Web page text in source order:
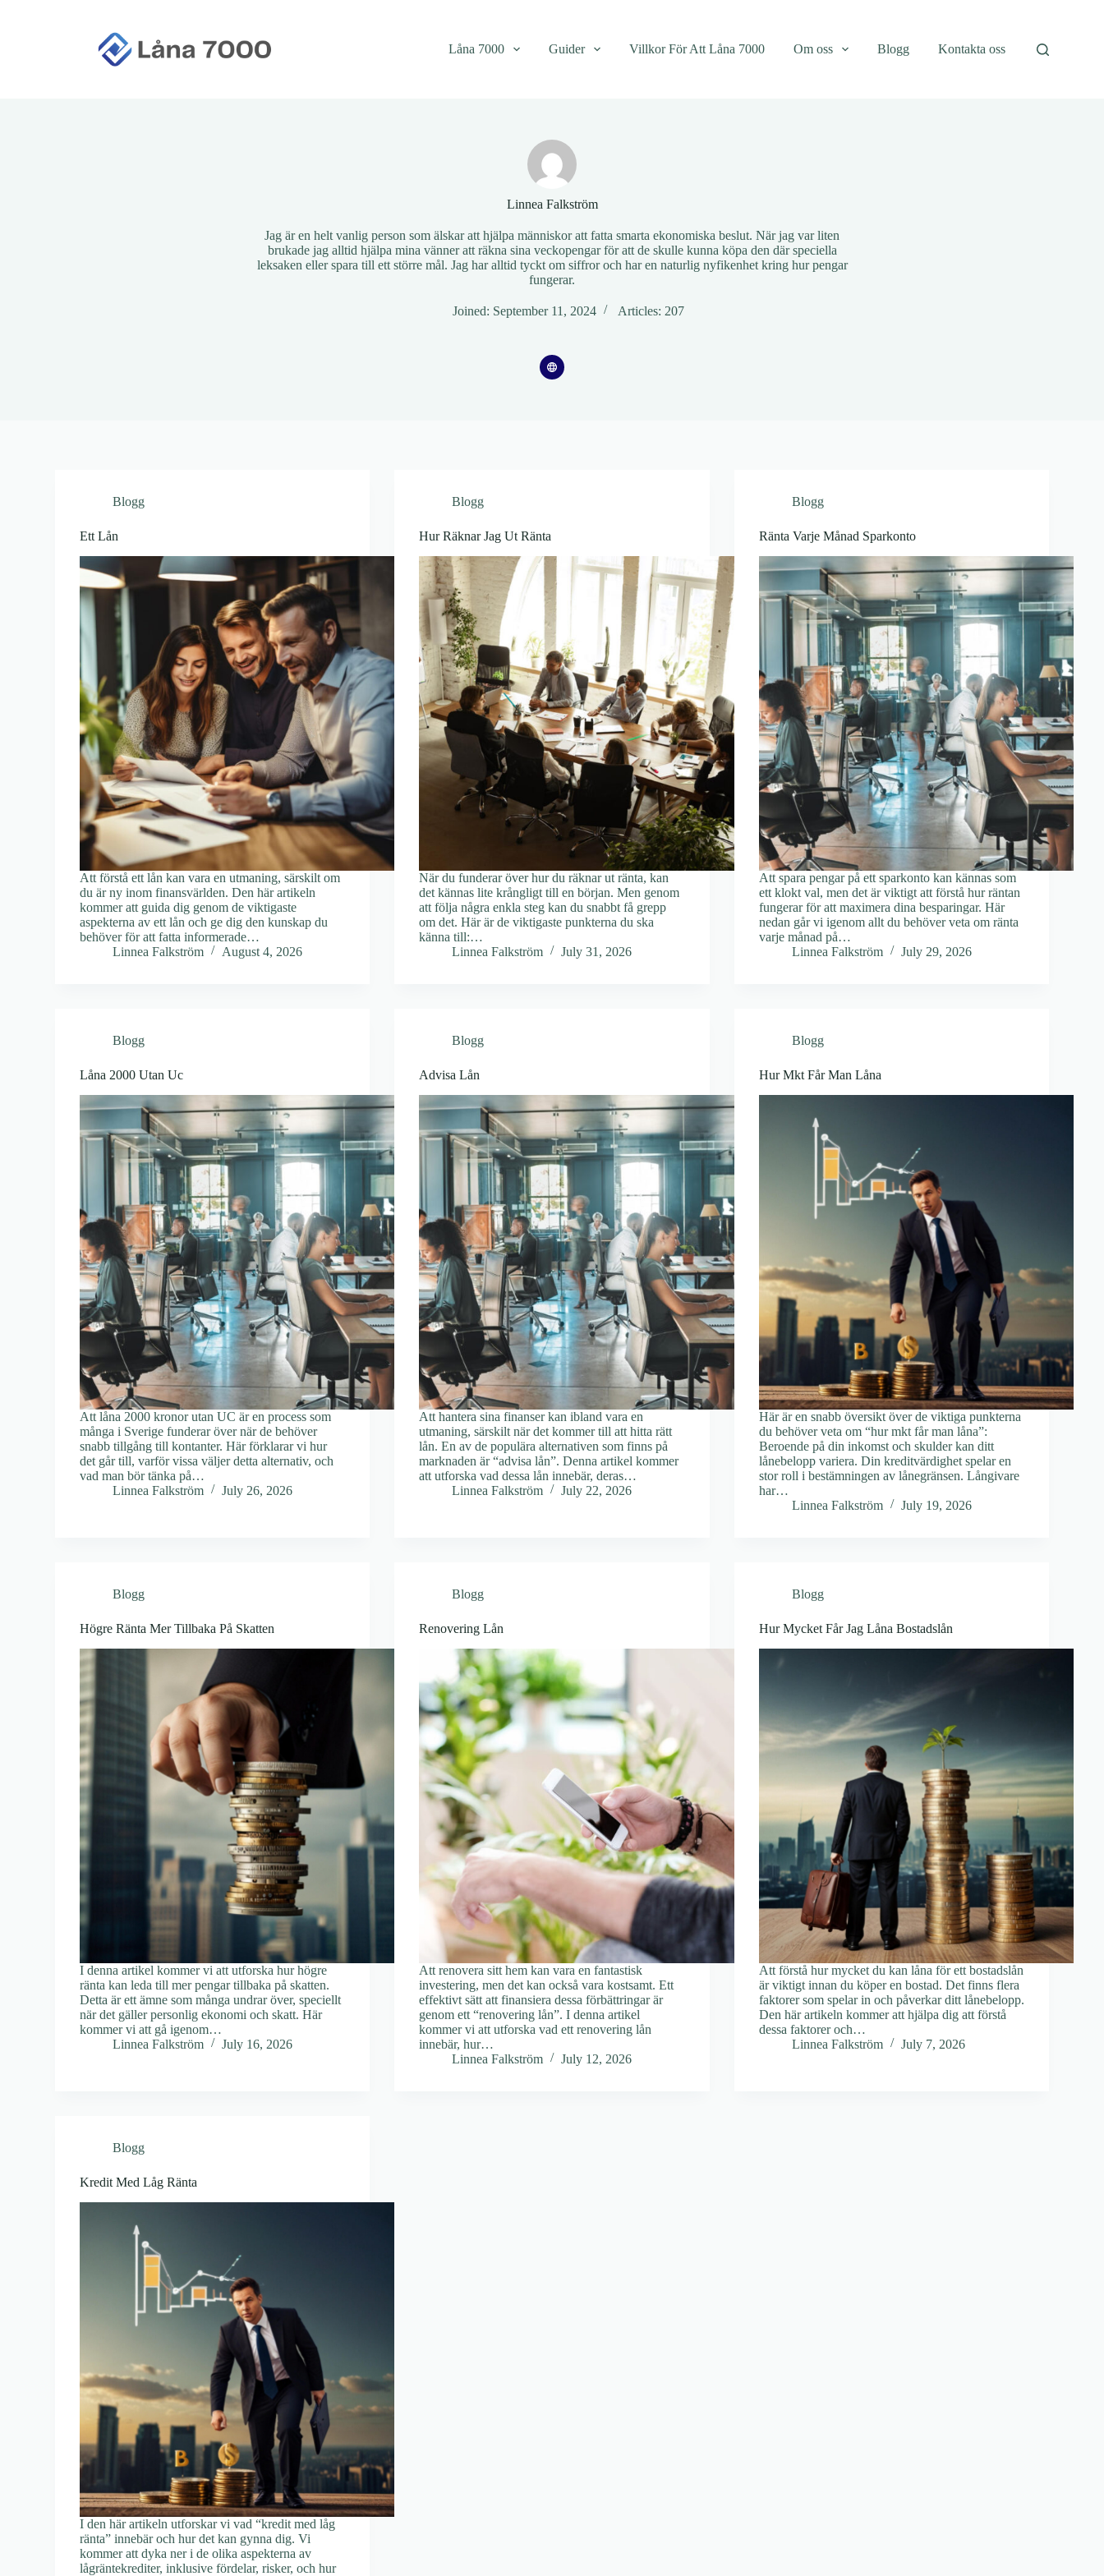
Låna 7000 Guider Villkor För Att Låna 7000 Om oss Blogg Kontakta oss
Linnea Falkström
Jag är en helt vanlig person som älskar att hjälpa människor att fatta smarta ekonomiska beslut. När jag var liten
brukade jag alltid hjälpa mina vänner att räkna sina veckopengar för att de skulle kunna köpa den där speciella
leksaken eller spara till ett större mål. Jag har alltid tyckt om siffror och har en naturlig nyfikenhet kring hur pengar
fungerar.
Joined: September 11, 2024 Articles: 207
Blogg
Ett Lån
Att förstå ett lån kan vara en utmaning, särskilt om
du är ny inom finansvärlden. Den här artikeln
kommer att guida dig genom de viktigaste
aspekterna av ett lån och ge dig den kunskap du
behöver för att fatta informerade…
Linnea Falkström
August 4, 2026
Blogg
Hur Räknar Jag Ut Ränta
När du funderar över hur du räknar ut ränta, kan
det kännas lite krångligt till en början. Men genom
att följa några enkla steg kan du snabbt få grepp
om det. Här är de viktigaste punkterna du ska
känna till:…
Linnea Falkström
July 31, 2026
Blogg
Ränta Varje Månad Sparkonto
Att spara pengar på ett sparkonto kan kännas som
ett klokt val, men det är viktigt att förstå hur räntan
fungerar för att maximera dina besparingar. Här
nedan går vi igenom allt du behöver veta om ränta
varje månad på…
Linnea Falkström
July 29, 2026
Blogg
Låna 2000 Utan Uc
Att låna 2000 kronor utan UC är en process som
många i Sverige funderar över när de behöver
snabb tillgång till kontanter. Här förklarar vi hur
det går till, varför vissa väljer detta alternativ, och
vad man bör tänka på…
Linnea Falkström
July 26, 2026
Blogg
Advisa Lån
Att hantera sina finanser kan ibland vara en
utmaning, särskilt när det kommer till att hitta rätt
lån. En av de populära alternativen som finns på
marknaden är “advisa lån”. Denna artikel kommer
att utforska vad dessa lån innebär, deras…
Linnea Falkström
July 22, 2026
Blogg
Hur Mkt Får Man Låna
Här är en snabb översikt över de viktiga punkterna
du behöver veta om “hur mkt får man låna”:
Beroende på din inkomst och skulder kan ditt
lånebelopp variera. Din kreditvärdighet spelar en
stor roll i bestämningen av lånegränsen. Långivare
har…
Linnea Falkström
July 19, 2026
Blogg
Högre Ränta Mer Tillbaka På Skatten
I denna artikel kommer vi att utforska hur högre
ränta kan leda till mer pengar tillbaka på skatten.
Detta är ett ämne som många undrar över, speciellt
när det gäller personlig ekonomi och skatt. Här
kommer vi att gå igenom…
Linnea Falkström
July 16, 2026
Blogg
Renovering Lån
Att renovera sitt hem kan vara en fantastisk
investering, men det kan också vara kostsamt. Ett
effektivt sätt att finansiera dessa förbättringar är
genom ett “renovering lån”. I denna artikel
kommer vi att utforska vad ett renovering lån
innebär, hur…
Linnea Falkström
July 12, 2026
Blogg
Hur Mycket Får Jag Låna Bostadslån
Att förstå hur mycket du kan låna för ett bostadslån
är viktigt innan du köper en bostad. Det finns flera
faktorer som spelar in och påverkar ditt lånebelopp.
Den här artikeln kommer att hjälpa dig att förstå
dessa faktorer och…
Linnea Falkström
July 7, 2026
Blogg
Kredit Med Låg Ränta
I den här artikeln utforskar vi vad “kredit med låg
ränta” innebär och hur det kan gynna dig. Vi
kommer att dyka ner i de olika aspekterna av
lågräntekrediter, inklusive fördelar, risker, och hur